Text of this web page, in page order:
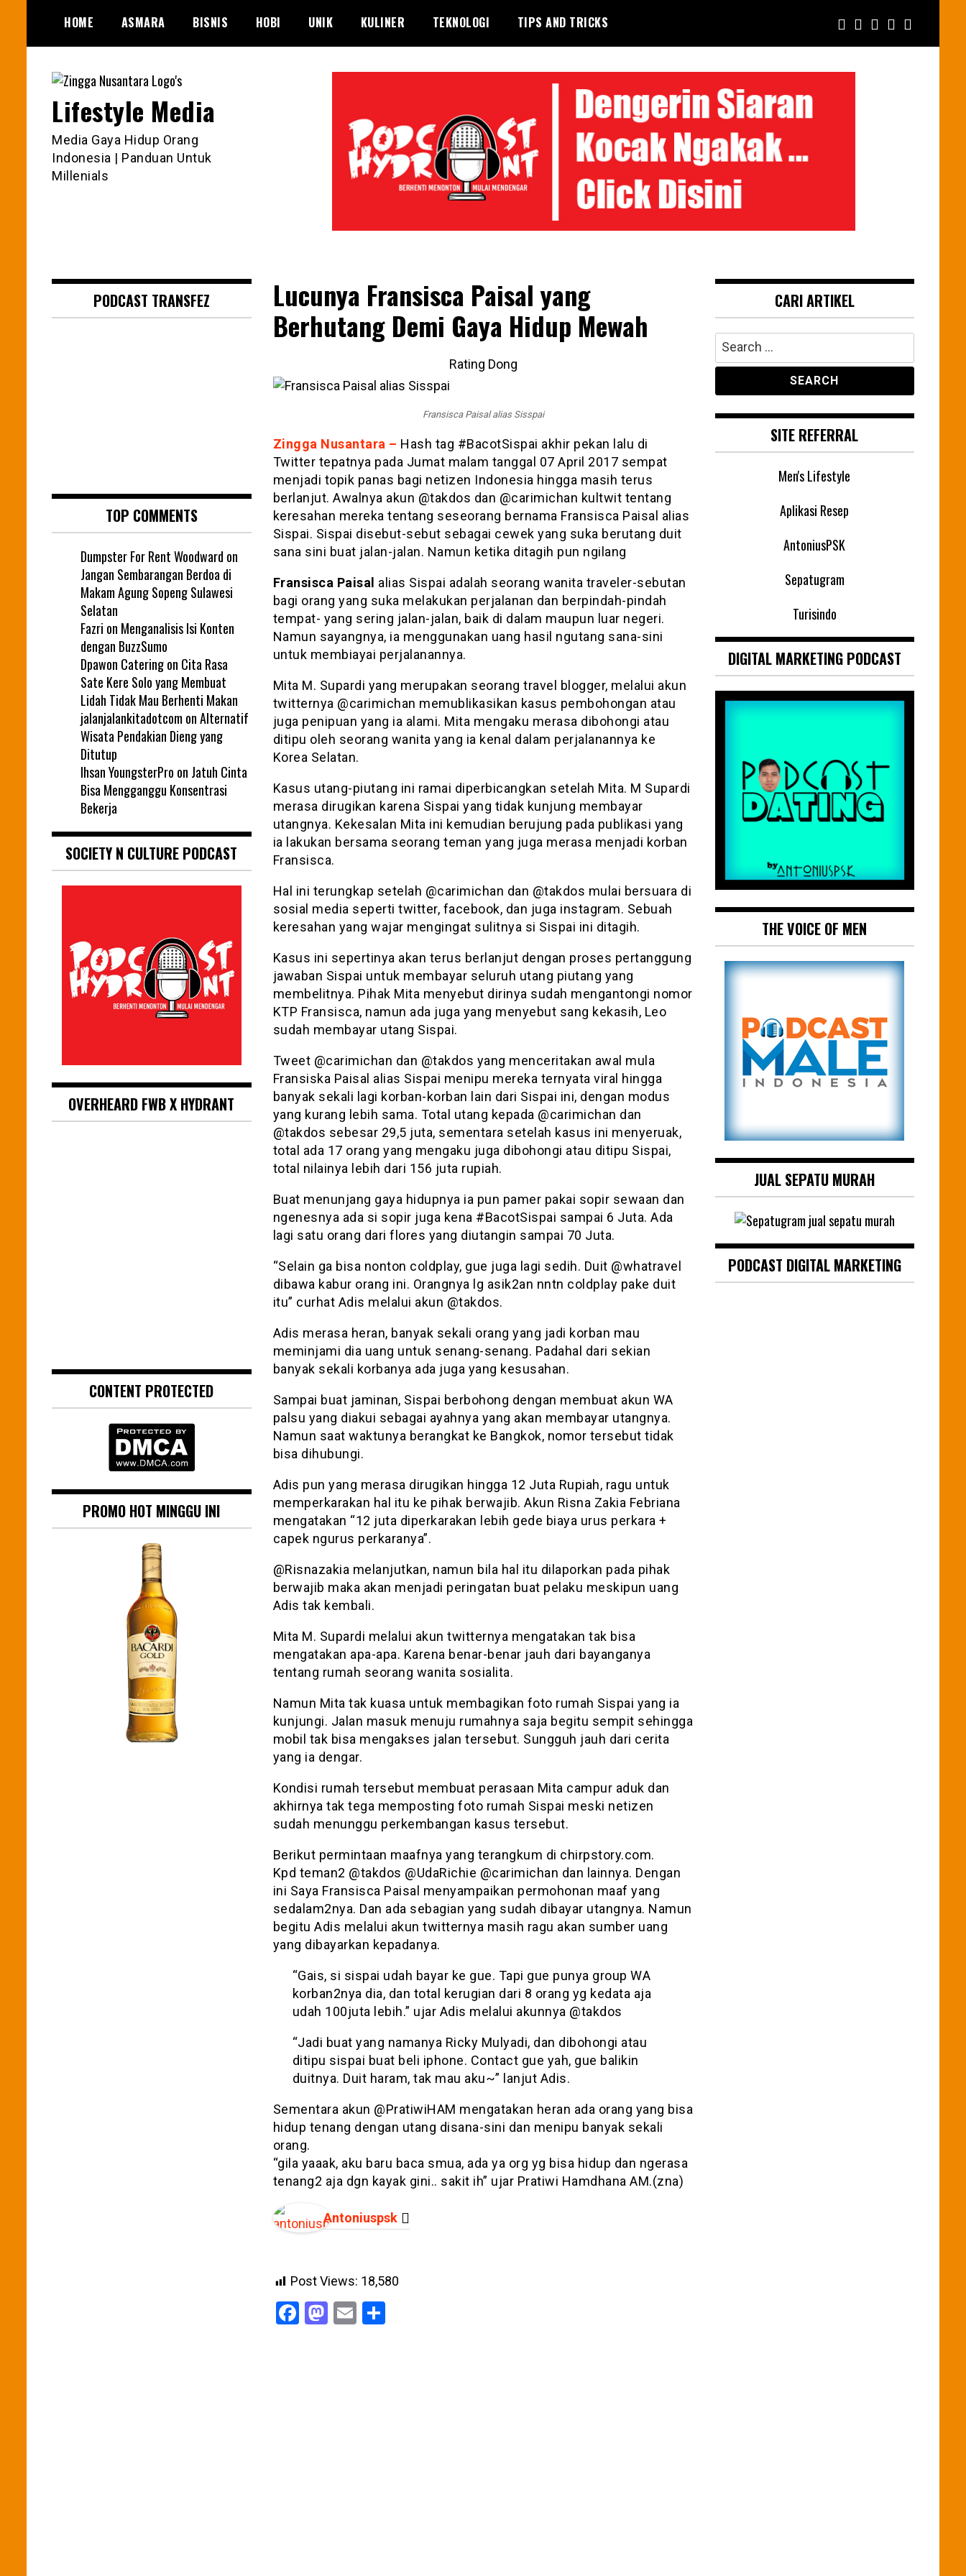
content
HOME ASMARA BISNIS HOBI UNIK KULINER TEKNOLOGI TIPS AND TRICKS
Lifestyle Media
Media Gaya Hidup Orang
Indonesia | Panduan Untuk
Millenials
Lucunya Fransisca Paisal yang
Berhutang Demi Gaya Hidup Mewah
Rating Dong
Fransisca Paisal alias Sisspai
Zingga Nusantara – Hash tag #BacotSispai akhir pekan lalu di
Twitter tepatnya pada Jumat malam tanggal 07 April 2017 sempat
menjadi topik panas bagi netizen Indonesia hingga masih terus
berlanjut. Awalnya akun @takdos dan @carimichan kultwit tentang
keresahan mereka tentang seseorang bernama Fransisca Paisal alias
Sispai. Sispai disebut-sebut sebagai cewek yang suka berutang duit
sana sini buat jalan-jalan. Namun ketika ditagih pun ngilang
Fransisca Paisal alias Sispai adalah seorang wanita traveler-sebutan
bagi orang yang suka melakukan perjalanan dan berpindah-pindah
tempat- yang sering jalan-jalan, baik di dalam maupun luar negeri.
Namun sayangnya, ia menggunakan uang hasil ngutang sana-sini
untuk membiayai perjalanannya.
Mita M. Supardi yang merupakan seorang travel blogger, melalui akun
twitternya @carimichan memublikasikan kasus pembohongan atau
juga penipuan yang ia alami. Mita mengaku merasa dibohongi atau
ditipu oleh seorang wanita yang ia kenal dalam perjalanannya ke
Korea Selatan.
Kasus utang-piutang ini ramai diperbicangkan setelah Mita. M Supardi
merasa dirugikan karena Sispai yang tidak kunjung membayar
utangnya. Kekesalan Mita ini kemudian berujung pada publikasi yang
ia lakukan bersama seorang teman yang juga merasa menjadi korban
Fransisca.
Hal ini terungkap setelah @carimichan dan @takdos mulai bersuara di
sosial media seperti twitter, facebook, dan juga instagram. Sebuah
keresahan yang wajar mengingat sulitnya si Sispai ini ditagih.
Kasus ini sepertinya akan terus berlanjut dengan proses pertanggung
jawaban Sispai untuk membayar seluruh utang piutang yang
membelitnya. Pihak Mita menyebut dirinya sudah mengantongi nomor
KTP Fransisca, namun ada juga yang menyebut sang kekasih, Leo
sudah membayar utang Sispai.
Tweet @carimichan dan @takdos yang menceritakan awal mula
Fransiska Paisal alias Sispai menipu mereka ternyata viral hingga
banyak sekali lagi korban-korban lain dari Sispai ini, dengan modus
yang kurang lebih sama. Total utang kepada @carimichan dan
@takdos sebesar 29,5 juta, sementara setelah kasus ini menyeruak,
total ada 17 orang yang mengaku juga dibohongi atau ditipu Sispai,
total nilainya lebih dari 156 juta rupiah.
Buat menunjang gaya hidupnya ia pun pamer pakai sopir sewaan dan
ngenesnya ada si sopir juga kena #BacotSispai sampai 6 Juta. Ada
lagi satu orang dari flores yang diutangin sampai 70 Juta.
“Selain ga bisa nonton coldplay, gue juga lagi sedih. Duit @whatravel
dibawa kabur orang ini. Orangnya lg asik2an nntn coldplay pake duit
itu” curhat Adis melalui akun @takdos.
Adis merasa heran, banyak sekali orang yang jadi korban mau
meminjami dia uang untuk senang-senang. Padahal dari sekian
banyak sekali korbanya ada juga yang kesusahan.
Sampai buat jaminan, Sispai berbohong dengan membuat akun WA
palsu yang diakui sebagai ayahnya yang akan membayar utangnya.
Namun saat waktunya berangkat ke Bangkok, nomor tersebut tidak
bisa dihubungi.
Adis pun yang merasa dirugikan hingga 12 Juta Rupiah, ragu untuk
memperkarakan hal itu ke pihak berwajib. Akun Risna Zakia Febriana
mengatakan “12 juta diperkarakan lebih gede biaya urus perkara +
capek ngurus perkaranya”.
@Risnazakia melanjutkan, namun bila hal itu dilaporkan pada pihak
berwajib maka akan menjadi peringatan buat pelaku meskipun uang
Adis tak kembali.
Mita M. Supardi melalui akun twitternya mengatakan tak bisa
mengatakan apa-apa. Karena benar-benar jauh dari bayanganya
tentang rumah seorang wanita sosialita.
Namun Mita tak kuasa untuk membagikan foto rumah Sispai yang ia
kunjungi. Jalan masuk menuju rumahnya saja begitu sempit sehingga
mobil tak bisa mengakses jalan tersebut. Sungguh jauh dari cerita
yang ia dengar.
Kondisi rumah tersebut membuat perasaan Mita campur aduk dan
akhirnya tak tega memposting foto rumah Sispai meski netizen
sudah menunggu perkembangan kasus tersebut.
Berikut permintaan maafnya yang terangkum di chirpstory.com.
Kpd teman2 @takdos @UdaRichie @carimichan dan lainnya. Dengan
ini Saya Fransisca Paisal menyampaikan permohonan maaf yang
sedalam2nya. Dan ada sebagian yang sudah dibayar utangnya. Namun
begitu Adis melalui akun twitternya masih ragu akan sumber uang
yang dibayarkan kepadanya.
“Gais, si sispai udah bayar ke gue. Tapi gue punya group WA
korban2nya dia, dan total kerugian dari 8 orang yg kedata aja
udah 100juta lebih.” ujar Adis melalui akunnya @takdos
“Jadi buat yang namanya Ricky Mulyadi, dan dibohongi atau
ditipu sispai buat beli iphone. Contact gue yah, gue balikin
duitnya. Duit haram, tak mau aku~” lanjut Adis.
Sementara akun @PratiwiHAM mengatakan heran ada orang yang bisa
hidup tenang dengan utang disana-sini dan menipu banyak sekali
orang.
“gila yaaak, aku baru baca smua, ada ya org yg bisa hidup dan ngerasa
tenang2 aja dgn kayak gini.. sakit ih” ujar Pratiwi Hamdhana AM.(zna)
Antoniuspsk
Post Views: 18,580
Facebook
Mastodon
Email
PODCAST TRANSFEZ
TOP COMMENTS
Dumpster For Rent Woodward on
Jangan Sembarangan Berdoa di
Makam Agung Sopeng Sulawesi
Selatan
Fazri on Menganalisis Isi Konten
dengan BuzzSumo
Dpawon Cateringon Cita Rasa
Sate Kere Solo yang Membuat
Lidah Tidak Mau Berhenti Makan
jalanjalankitadotcom onAlternatif
Wisata Pendakian Dieng yang
Ditutup
Ihsan YoungsterPro on Jatuh Cinta
Bisa Mengganggu Konsentrasi
Bekerja
SOCIETY N CULTURE PODCAST
OVERHEARD FWB X HYDRANT
CONTENT PROTECTED
PROMO HOT MINGGU INI
CARI ARTIKEL
Search
for:
SITE REFERRAL
Men's Lifestyle
Aplikasi Resep
AntoniusPSK
Sepatugram
Turisindo
DIGITAL MARKETING PODCAST
THE VOICE OF MEN
JUAL SEPATU MURAH
PODCAST DIGITAL MARKETING